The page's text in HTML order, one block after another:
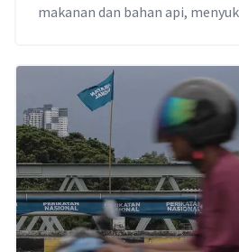
makanan dan bahan api,
pendidikan.